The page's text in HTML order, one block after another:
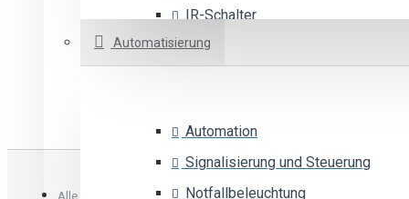
IR-Schalter
Tastebeleuchtung
Aufputzgehäuse
Automatisierung
Automation
Signalisierung und Steuerung
Notfallbeleuchtung
Alle Rechte vorbehalten ©2022 - Elteh d.o.o.